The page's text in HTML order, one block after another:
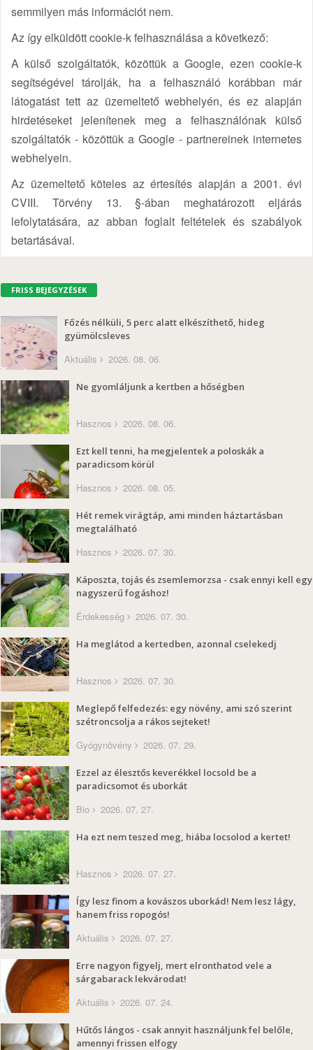
semmilyen más információt nem.
Az így elküldött cookie-k felhasználása a következő:
A külső szolgáltatók, közöttük a Google, ezen cookie-k
segítségével tárolják, ha a felhasználó korábban már
látogatást tett az üzemeltető webhelyén, és ez alapján
hirdetéseket jelenítenek meg a felhasználónak külső
szolgáltatók - közöttük a Google - partnereinek internetes
webhelyein.
Az üzemeltető köteles az értesítés alapján a 2001. évi
CVIII. Törvény 13. §-ában meghatározott eljárás
lefolytatására, az abban foglalt feltételek és szabályok
betartásával.
FRISS BEJEGYZÉSEK
Főzés nélküli, 5 perc alatt elkészíthető, hideg
gyümölcsleves
Aktuális 2026. 08. 06.
Ne gyomláljunk a kertben a hőségben
Hasznos 2026. 08. 06.
Ezt kell tenni, ha megjelentek a poloskák a
paradicsom körül
Hasznos 2026. 08. 05.
Hét remek virágtáp, ami minden háztartásban
megtalálható
Hasznos 2026. 07. 30.
Káposzta, tojás és zsemlemorzsa - csak ennyi kell egy
nagyszerű fogáshoz!
Érdekesség 2026. 07. 30.
Ha meglátod a kertedben, azonnal cselekedj
Hasznos 2026. 07. 30.
Meglepő felfedezés: egy növény, ami szó szerint
szétroncsolja a rákos sejteket!
Gyógynövény 2026. 07. 29.
Ezzel az élesztős keverékkel locsold be a
paradicsomot és uborkát
Bio 2026. 07. 27.
Ha ezt nem teszed meg, hiába locsolod a kertet!
Hasznos 2026. 07. 27.
Így lesz finom a kovászos uborkád! Nem lesz lágy,
hanem friss ropogós!
Aktuális 2026. 07. 27.
Erre nagyon figyelj, mert elronthatod vele a
sárgabarack lekvárodat!
Aktuális 2026. 07. 24.
Hűtős lángos - csak annyit használjunk fel belőle,
amennyi frissen elfogy